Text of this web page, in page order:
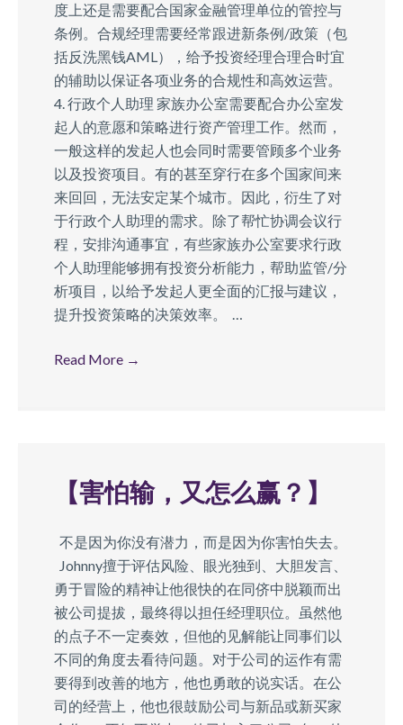
度上还是需要配合国家金融管理单位的管控与
条例。合规经理需要经常跟进新条例/政策（包
括反洗黑钱AML），给予投资经理合理合时宜
的辅助以保证各项业务的合规性和高效运营。
4. 行政个人助理 家族办公室需要配合办公室发
起人的意愿和策略进行资产管理工作。然而，
一般这样的发起人也会同时需要管顾多个业务
以及投资项目。有的甚至穿行在多个国家间来
来回回，无法安定某个城市。因此，衍生了对
于行政个人助理的需求。除了帮忙协调会议行
程，安排沟通事宜，有些家族办公室要求行政
个人助理能够拥有投资分析能力，帮助监管/分
析项目，以给予发起人更全面的汇报与建议，
提升投资策略的决策效率。 …
Read More →
【害怕输，又怎么赢？】
不是因为你没有潜力，而是因为你害怕失去。
Johnny擅于评估风险、眼光独到、大胆发言、
勇于冒险的精神让他很快的在同侪中脱颖而出
被公司提拔，最终得以担任经理职位。虽然他
的点子不一定奏效，但他的见解能让同事们以
不同的角度去看待问题。对于公司的运作有需
要得到改善的地方，他也勇敢的说实话。在公
司的经营上，他也很鼓励公司与新品或新买家